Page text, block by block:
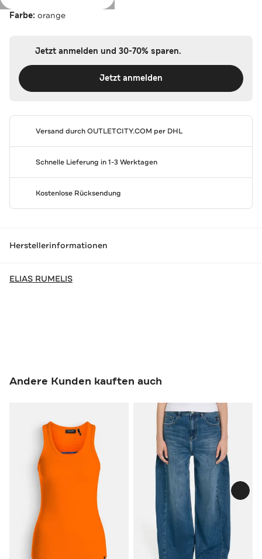
Farbe: orange
Jetzt anmelden und 30-70% sparen.
Jetzt anmelden
Versand durchOUTLETCITY.COM per DHL
Schnelle Lieferung in 1-3 Werktagen
Kostenlose Rücksendung
Herstellerinformationen
ELIAS RUMELIS
Andere Kunden kauften auch